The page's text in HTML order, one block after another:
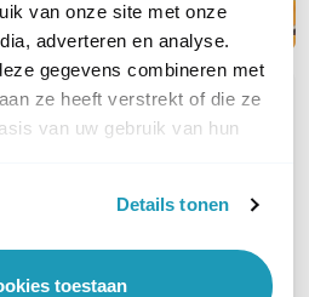
van onze site met onze
adverteren en analyse.
gegevens combineren met
ze heeft verstrekt of die ze
van uw gebruik van hun
Details tonen
toestaan